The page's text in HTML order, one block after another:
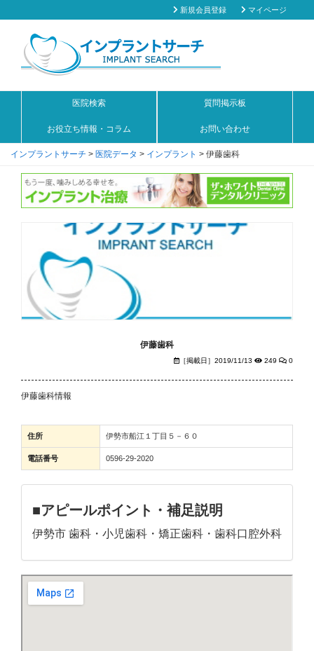
新規会員登録 マイページ
医院検索 質問掲示板
お役立ち情報・コラム お問い合わせ
インプラントサーチ > 医院データ > インプラント > 伊藤歯科
伊藤歯科
［掲載日］2019/11/13 249 0
伊藤歯科情報
住所 伊勢市船江１丁目５－６０
電話番号 0596-29-2020
■アピールポイント・補足説明
伊勢市 歯科・小児歯科・矯正歯科・歯科口腔外科